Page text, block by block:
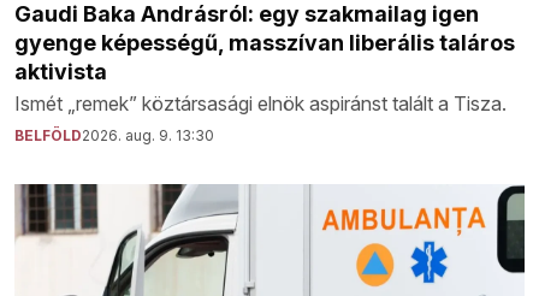
Gaudi Baka Andrásról: egy szakmailag igen
gyenge képességű, masszívan liberális taláros
aktivista
Ismét „remek” köztársasági elnök aspiránst talált a Tisza.
BELFÖLD2026. aug. 9. 13:30